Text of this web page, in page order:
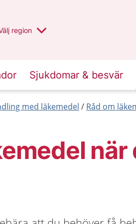
har valt region
en annan
region
Sjukdomar & besvär
med läkemedel Råd om
när